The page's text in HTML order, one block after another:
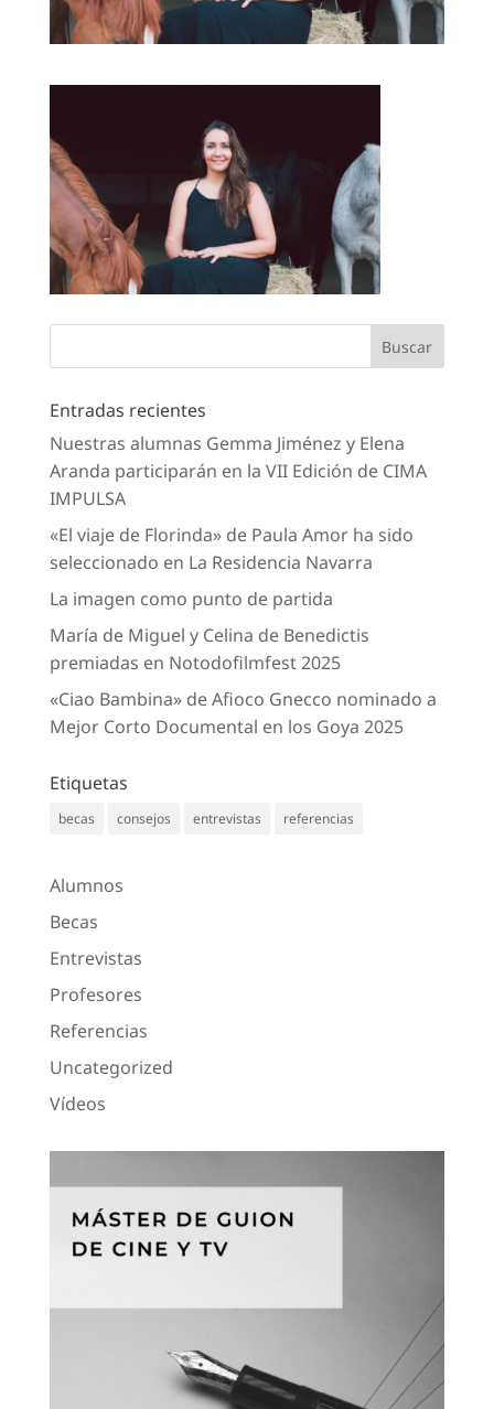
Entradas recientes
Nuestras alumnas Gemma Jiménez y Elena
Aranda participarán en la VII Edición de CIMA
IMPULSA
«El viaje de Florinda» de Paula Amor ha sido
seleccionado en La Residencia Navarra
La imagen como punto de partida
María de Miguel y Celina de Benedictis
premiadas en Notodofilmfest 2025
«Ciao Bambina» de Afioco Gnecco nominado a
Mejor Corto Documental en los Goya 2025
Etiquetas
becas consejos entrevistas referencias
Alumnos
Becas
Entrevistas
Profesores
Referencias
Uncategorized
Vídeos